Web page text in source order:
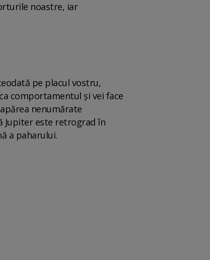
noastre, iar
pe placul vostru,
comportamentul și vei face
nenumărate
Jupiter este retrograd în
a paharului.